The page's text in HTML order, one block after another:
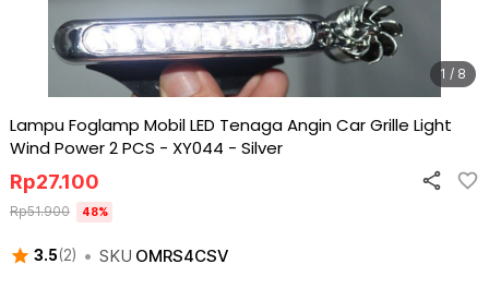
1 / 8
Lampu Foglamp Mobil LED Tenaga Angin Car Grille Light
Wind Power 2 PCS - XY044 - Silver
3.5(2) • SKU OMRS4CSV
Rp27.100
Rp51.900 48%